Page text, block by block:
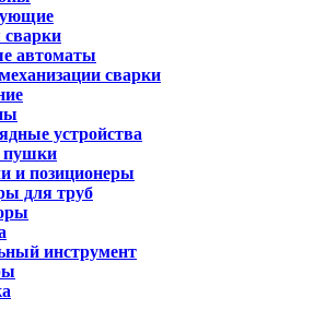
сварки
автоматы
сварки
устройства
пушки
и позиционеры
для труб
инструмент